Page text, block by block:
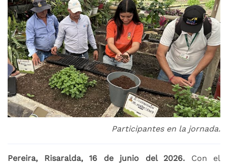
Participantes en la jornada.
Pereira, Risaralda, 16 de junio del 2026. Con el